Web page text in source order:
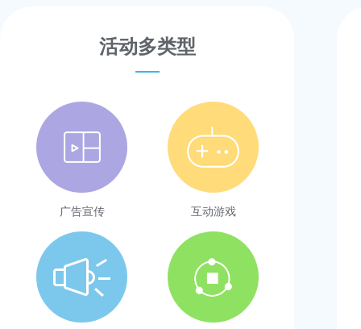
活动多类型
广告宣传 互动游戏